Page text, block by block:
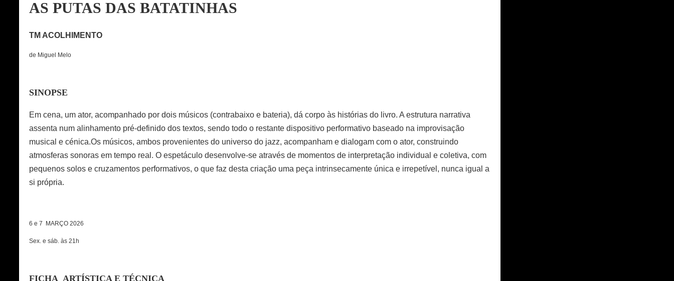
AS PUTAS DAS BATATINHAS
TM ACOLHIMENTO
de Miguel Melo
SINOPSE
Em cena, um ator, acompanhado por dois músicos (contrabaixo e bateria), dá corpo às histórias do livro. A estrutura narrativa
assenta num alinhamento pré-definido dos textos, sendo todo o restante dispositivo performativo baseado na improvisação
musical e cénica.Os músicos, ambos provenientes do universo do jazz, acompanham e dialogam com o ator, construindo
atmosferas sonoras em tempo real. O espetáculo desenvolve-se através de momentos de interpretação individual e coletiva, com
pequenos solos e cruzamentos performativos, o que faz desta criação uma peça intrinsecamente única e irrepetível, nunca igual a
si própria.
6 e 7 MARÇO 2026
Sex. e sáb. às 21h
FICHA ARTÍSTICA E TÉCNICA